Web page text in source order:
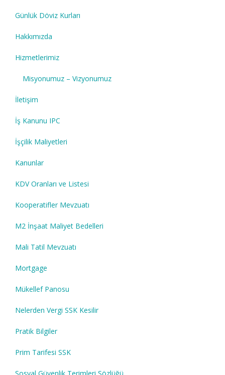
Günlük Döviz Kurları
Hakkımızda
Hizmetlerimiz
Misyonumuz – Vizyonumuz
İletişim
İş Kanunu IPC
İşçilik Maliyetleri
Kanunlar
KDV Oranları ve Listesi
Kooperatifler Mevzuatı
M2 İnşaat Maliyet Bedelleri
Mali Tatil Mevzuatı
Mortgage
Mükellef Panosu
Nelerden Vergi SSK Kesilir
Pratik Bilgiler
Prim Tarifesi SSK